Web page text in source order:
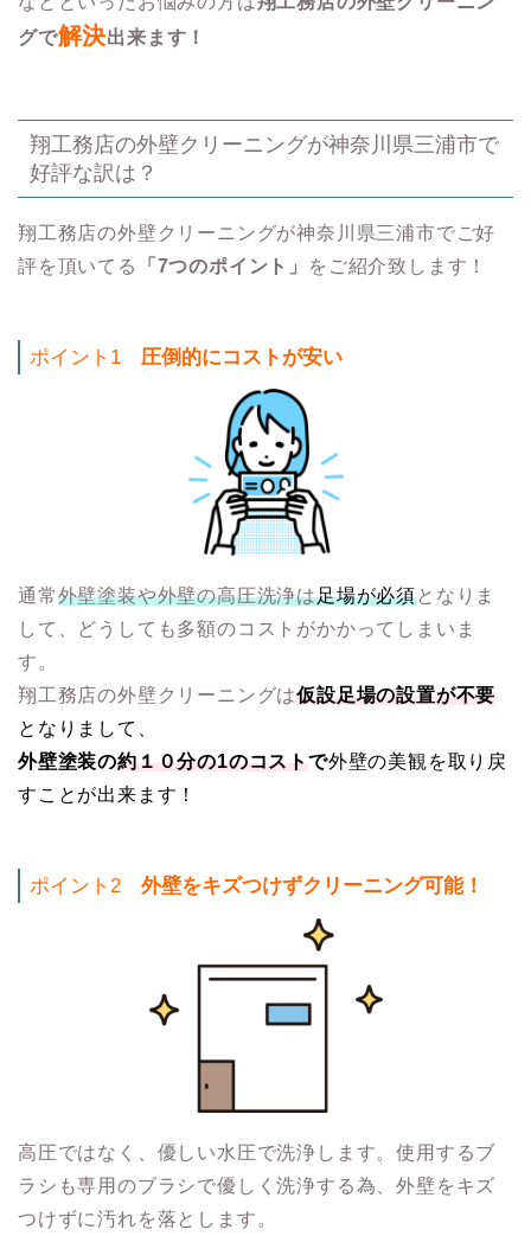
グで解決出来ます！
翔工務店の外壁クリーニングが神奈川県三浦市で
好評な訳は？
翔工務店の外壁クリーニングが神奈川県三浦市でご好
評を頂いてる
「7つのポイント」 をご紹介致します！
ポイント1 圧倒的にコストが安い
通常外壁塗装や外壁の高圧洗浄は足場が必須となりま
して、どうしても多額のコストがかかってしまいま
す。
翔工務店の外壁クリーニングは仮設足場の設置が不要
となりまして、
外壁塗装の約１０分の1のコスト で外壁の美観を取り戻
すことが出来ます！
ポイント2 外壁をキズつけずクリーニング可能！
高圧ではなく、優しい水圧で洗浄します。使用するブ
ラシも専用のブラシで優しく洗浄する為、外壁をキズ
つけずに汚れを落とします。